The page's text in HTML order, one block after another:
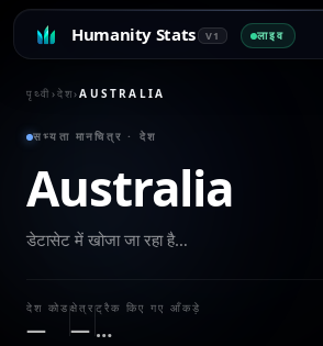
Humanity Stats V1 लाइव
पृथ्वी ›देश›AUSTRALIA
सभ्यता मानचित्र · देश
Australia
डेटासेट में खोजा जा रहा है…
देश कोड
—
क्षेत्र
—
ट्रैक किए गए आँकड़े
…